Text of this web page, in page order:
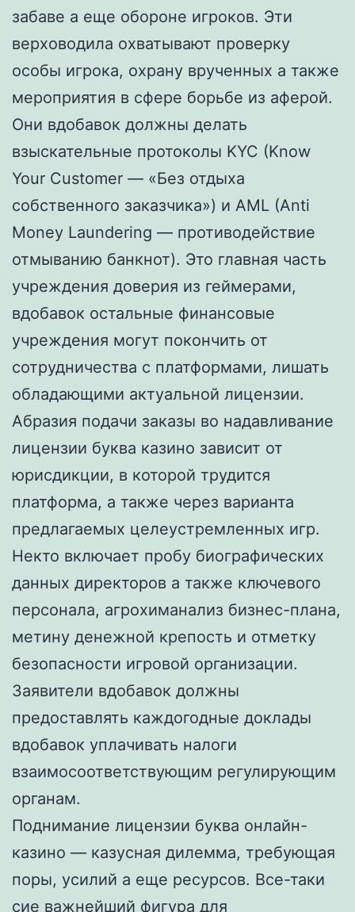
забаве а еще обороне игроков. Эти
верховодила охватывают проверку
особы игрока, охрану врученных а также
мероприятия в сфере борьбе из аферой.
Они вдобавок должны делать
взыскательные протоколы KYC (Know
Your Customer — «Без отдыха
собственного заказчика») и AML (Anti
Money Laundering — противодействие
отмыванию банкнот). Это главная часть
учреждения доверия из геймерами,
вдобавок остальные финансовые
учреждения могут покончить от
сотрудничества с платформами, лишать
обладающими актуальной лицензии.
Абразия подачи заказы во надавливание
лицензии буква казино зависит от
юрисдикции, в которой трудится
платформа, а также через варианта
предлагаемых целеустремленных игр.
Некто включает пробу биографических
данных директоров а также ключевого
персонала, агрохиманализ бизнес-плана,
метину денежной крепость и отметку
безопасности игровой организации.
Заявители вдобавок должны
предоставлять каждогодные доклады
вдобавок уплачивать налоги
взаимосоответствующим регулирующим
органам.
Поднимание лицензии буква онлайн-
казино — казусная дилемма, требующая
поры, усилий а еще ресурсов. Все-таки
сие важнейший фигура для